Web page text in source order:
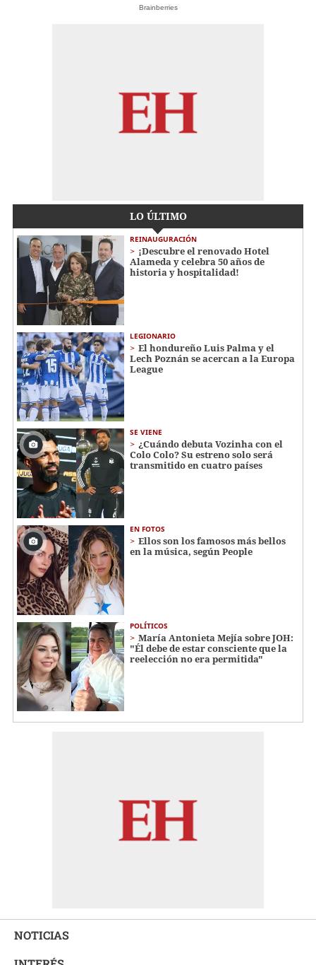
Brainberries
LO ÚLTIMO
REINAUGURACIÓN
¡Descubre el renovado Hotel
Alameda y celebra 50 años de
historia y hospitalidad!
LEGIONARIO
El hondureño Luis Palma y el
Lech Poznán se acercan a la Europa
League
SE VIENE
¿Cuándo debuta Vozinha con el
Colo Colo? Su estreno solo será
transmitido en cuatro países
EN FOTOS
Ellos son los famosos más bellos
en la música, según People
POLÍTICOS
María Antonieta Mejía sobre JOH:
"Él debe de estar consciente que la
reelección no era permitida"
NOTICIAS